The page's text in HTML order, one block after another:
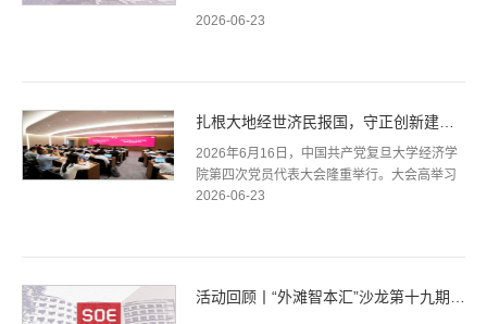
2026-06-23
2026年6月16日，中国共产党复旦大学经济学
院第四次党员代表大会隆重举行。大会高举习
近平新时代中国特色社会主义思想伟大旗帜，
2026-06-23